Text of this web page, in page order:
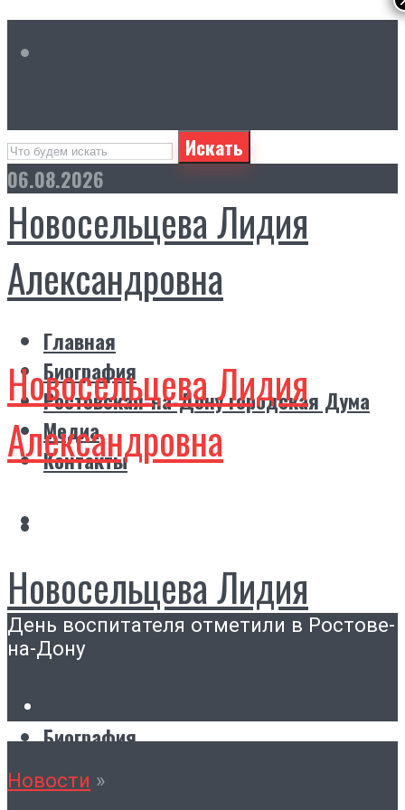
Искать
06.08.2026
Новосельцева Лидия
Александровна
Главная
Биография
Ростовская-на-Дону городская Дума
Медиа
Контакты
Новосельцева Лидия
Александровна
Новосельцева Лидия
Александровна
Биография
Медиа
День воспитателя отметили в Ростове-
на-Дону
Новости »